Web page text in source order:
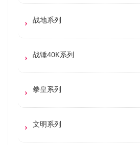
战地系列
战锤40K系列
拳皇系列
文明系列